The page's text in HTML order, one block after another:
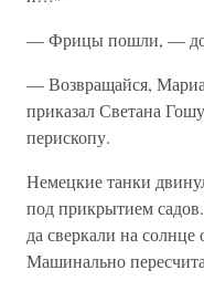
— Фрицы пошли, —
— Возвращайся,
приказал Светана
перископу.
Немецкие танки
под прикрытием
да сверкали на
Машинально